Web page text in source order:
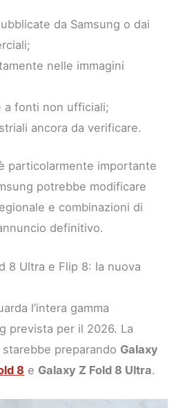
da Samsung o dai
nelle immagini
fonti non ufficiali;
ancora da verificare.
particolarmente importante
potrebbe modificare
e combinazioni di
definitivo.
8 Ultra e Flip 8: la nuova
l’intera gamma
prevista per il 2026. La
preparando Galaxy
8 e Galaxy Z Fold 8 Ultra.